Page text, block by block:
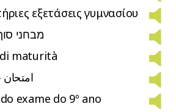
εξετάσεις γυμνασίου
מבחני
maturità
امتحان
exame do 9º ano